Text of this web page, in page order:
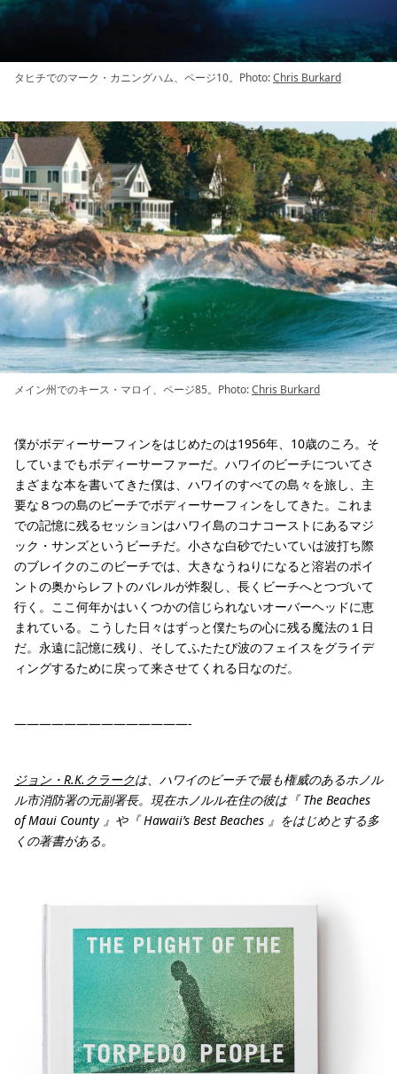
タヒチでのマーク・カニングハム、ページ10。Photo:Chris Burkard
メイン州でのキース・マロイ、ページ85。Photo:Chris Burkard
僕がボディーサーフィンをはじめたのは1956年、10歳のころ。そ
していまでもボディーサーファーだ。ハワイのビーチについてさ
まざまな本を書いてきた僕は、ハワイのすべての島々を旅し、主
要な８つの島のビーチでボディーサーフィンをしてきた。これま
での記憶に残るセッションはハワイ島のコナコーストにあるマジ
ック・サンズというビーチだ。小さな白砂でたいていは波打ち際
のブレイクのこのビーチでは、大きなうねりになると溶岩のポイ
ントの奥からレフトのバレルが炸裂し、長くビーチへとつづいて
行く。ここ何年かはいくつかの信じられないオーバーヘッドに恵
まれている。こうした日々はずっと僕たちの心に残る魔法の１日
だ。永遠に記憶に残り、そしてふたたび波のフェイスをグライデ
ィングするために戻って来させてくれる日なのだ。
——————————————-
ジョン・R.K.クラークは、ハワイのビーチで最も権威のあるホノル
ル市消防署の元副署長。現在ホノルル在住の彼は『 The Beaches
of Maui County 』や『 Hawaii’s Best Beaches 』をはじめとする多
くの著書がある。